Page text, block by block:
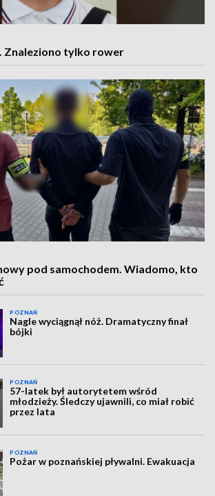
Znaleziono tylko rower
pod samochodem. Wiadomo, kto
POZNAŃ
Nagle wyciągnął nóż. Dramatyczny finał
bójki
POZNAŃ
57-latek był autorytetem wśród
młodzieży. Śledczy ujawnili, co miał robić
przez lata
POZNAŃ
Pożar w poznańskiej pływalni. Ewakuacja